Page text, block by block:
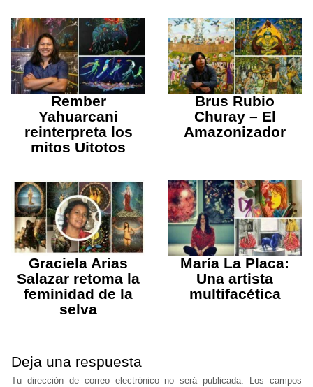
Rember
Yahuarcani
reinterpreta los
mitos Uitotos
Brus Rubio
Churay – El
Amazonizador
Graciela Arias
Salazar retoma la
feminidad de la
selva
María La Placa:
Una artista
multifacética
Deja una respuesta
Tu dirección de correo electrónico no será publicada.
Los campos